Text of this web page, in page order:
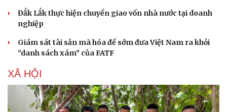
Đắk Lắk thực hiện chuyển giao vốn nhà nước tại doanh
nghiệp
Giám sát tài sản mã hóa để sớm đưa Việt Nam ra khỏi
"danh sách xám" của FATF
XÃ HỘI